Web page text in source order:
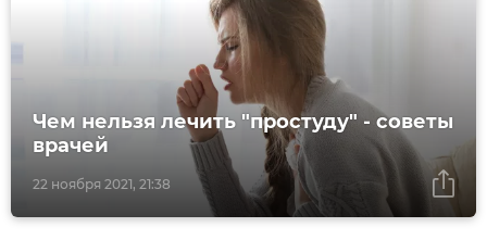
22 ноября 2021, 21:38
Чем нельзя лечить "простуду" - советы
врачей